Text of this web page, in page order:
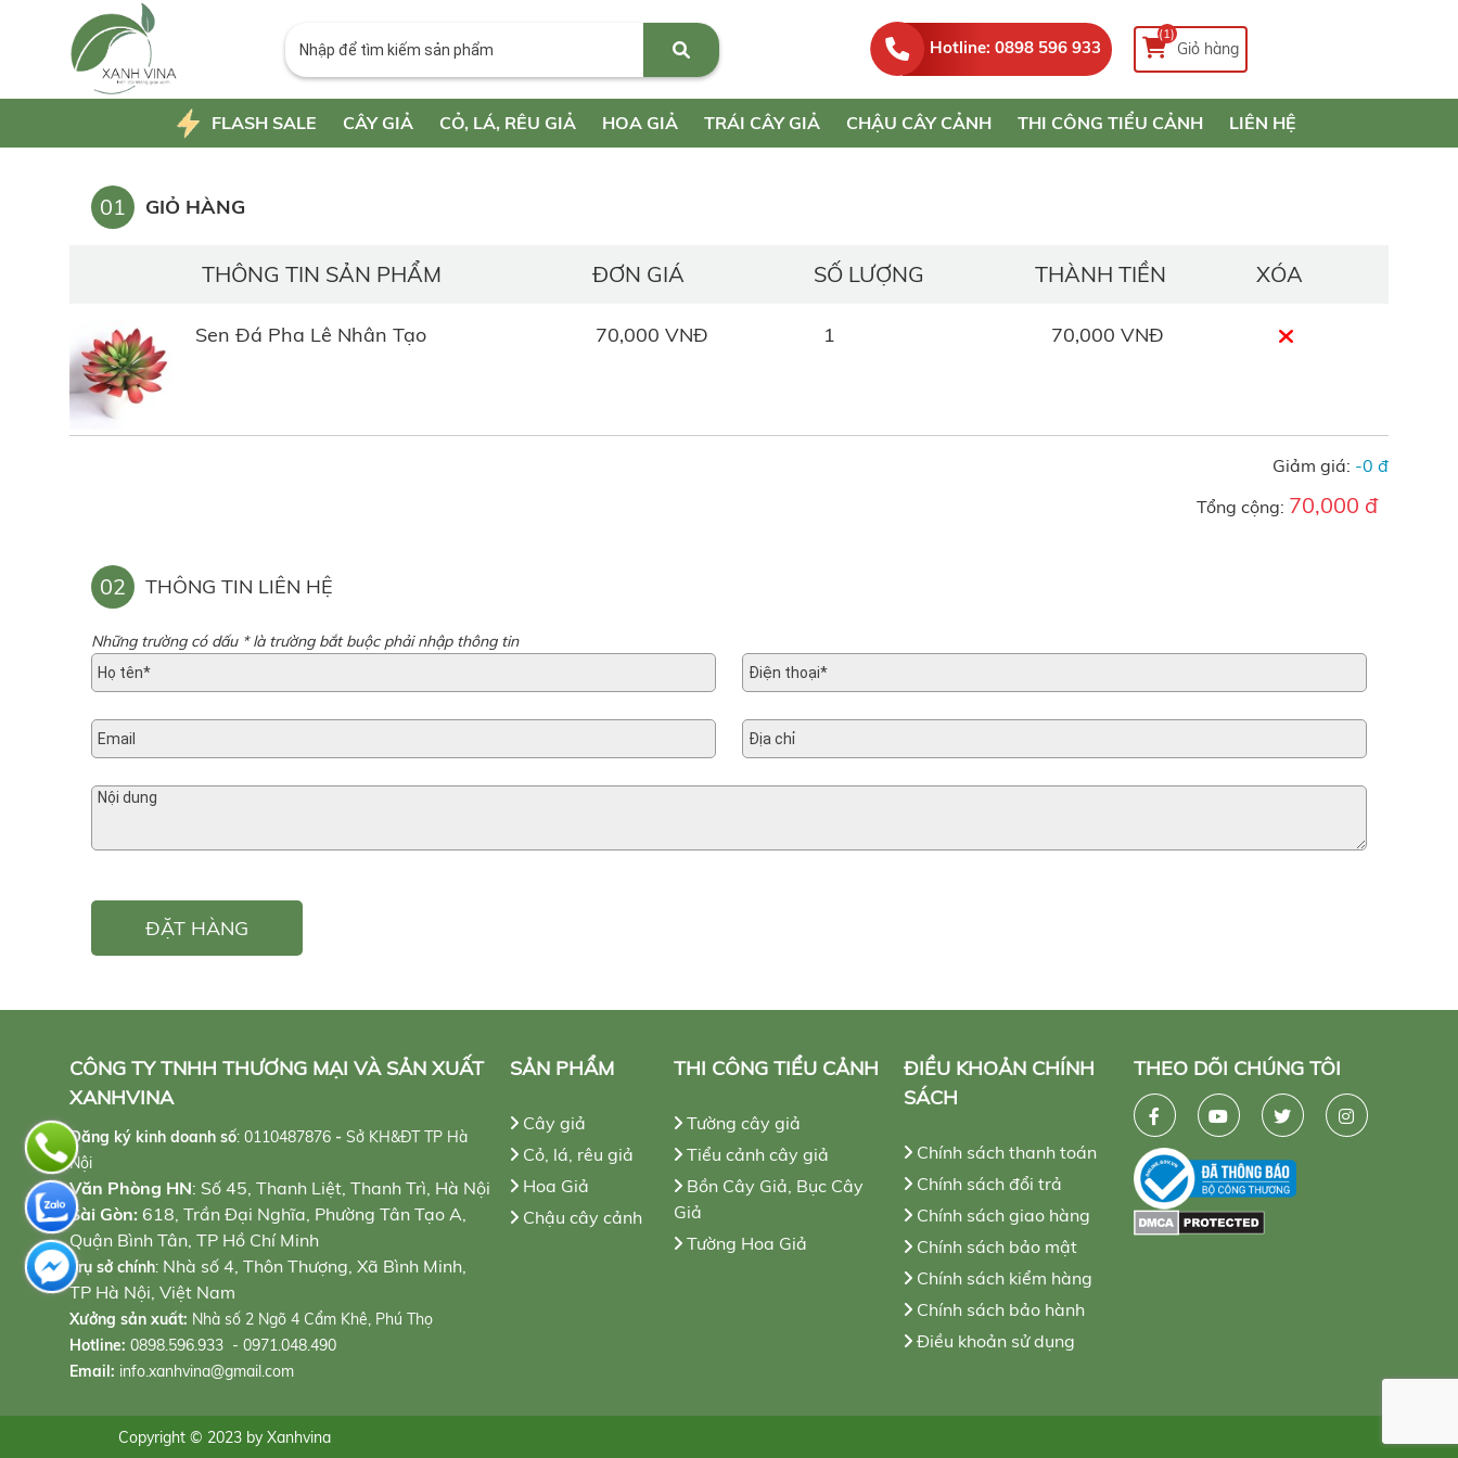
Hotline: 0898 596 933
(1)
Giỏ hàng
FLASH SALE CÂY GIẢ CỎ, LÁ, RÊU GIẢ HOA GIẢ TRÁI CÂY GIẢ CHẬU CÂY CẢNH THI CÔNG TIỂU CẢNH LIÊN HỆ
01 GIỎ HÀNG
THÔNG TIN SẢN PHẨM ĐƠN GIÁ SỐ LƯỢNG THÀNH TIỀN XÓA
Sen Đá Pha Lê Nhân Tạo 70,000 VNĐ 1 70,000 VNĐ
Giảm giá: -0 đ
Tổng cộng: 70,000 đ
02 THÔNG TIN LIÊN HỆ
Những trường có dấu * là trường bắt buộc phải nhập thông tin
ĐẶT HÀNG
CÔNG TY TNHH THƯƠNG MẠI VÀ SẢN XUẤT
XANHVINA
Đăng ký kinh doanh số: 0110487876 - Sở KH&ĐT TP Hà
Nội
Văn Phòng HN: Số 45, Thanh Liệt, Thanh Trì, Hà Nội
Sài Gòn: 618, Trần Đại Nghĩa, Phường Tân Tạo A,
Quận Bình Tân, TP Hồ Chí Minh
Trụ sở chính: Nhà số 4, Thôn Thượng, Xã Bình Minh,
TP Hà Nội, Việt Nam
Xưởng sản xuất: Nhà số 2 Ngõ 4 Cẩm Khê, Phú Thọ
Hotline: 0898.596.933 - 0971.048.490
Email: info.xanhvina@gmail.com
SẢN PHẨM
Cây giả
Cỏ, lá, rêu giả
Hoa Giả
Chậu cây cảnh
THI CÔNG TIỂU CẢNH
Tường cây giả
Tiểu cảnh cây giả
Bồn Cây Giả, Bục Cây
Giả
Tường Hoa Giả
ĐIỀU KHOẢN CHÍNH
SÁCH
Chính sách thanh toán
Chính sách đổi trả
Chính sách giao hàng
Chính sách bảo mật
Chính sách kiểm hàng
Chính sách bảo hành
Điều khoản sử dụng
THEO DÕI CHÚNG TÔI
Copyright © 2023 by Xanhvina